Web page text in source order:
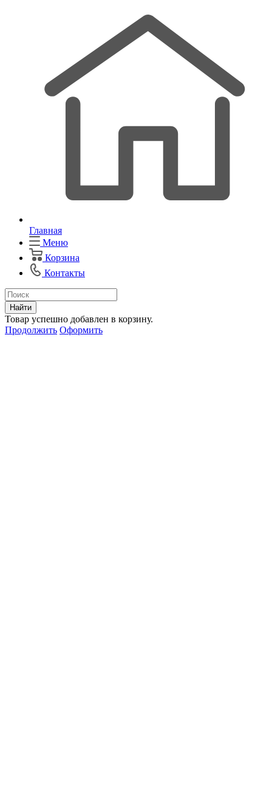
Главная
Меню
Корзина
Контакты
Найти
Товар успешно добавлен в корзину.
Продолжить Оформить